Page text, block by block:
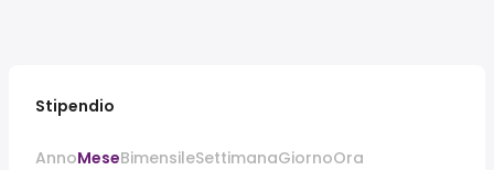
Stipendio
AnnoMeseBimensileSettimanaGiornoOra